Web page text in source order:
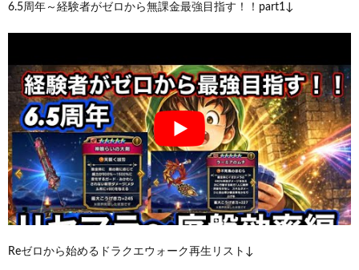
6.5周年～経験者がゼロから無課金最強目指す！！part1↓
Reゼロから始めるドラクエウォーク再生リスト↓